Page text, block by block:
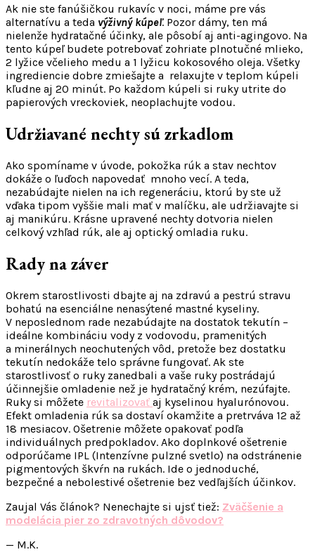
Ak nie ste fanúšičkou rukavíc v noci, máme pre vás
alternatívu a teda výživný kúpeľ. Pozor dámy, ten má
nielenže hydratačné účinky, ale pôsobí aj anti-agingovo. Na
tento kúpeľ budete potrebovať zohriate plnotučné mlieko,
2 lyžice včelieho medu a 1 lyžicu kokosového oleja. Všetky
ingrediencie dobre zmiešajte a relaxujte v teplom kúpeli
kľudne aj 20 minút. Po každom kúpeli si ruky utrite do
papierových vreckoviek, neoplachujte vodou.
Udržiavané nechty sú zrkadlom
Ako spomíname v úvode, pokožka rúk a stav nechtov
dokáže o ľuďoch napovedať mnoho vecí. A teda,
nezabúdajte nielen na ich regeneráciu, ktorú by ste už
vďaka tipom vyššie mali mať v malíčku, ale udržiavajte si
aj manikúru. Krásne upravené nechty dotvoria nielen
celkový vzhľad rúk, ale aj optický omladia ruku.
Rady na záver
Okrem starostlivosti dbajte aj na zdravú a pestrú stravu
bohatú na esenciálne nenasýtené mastné kyseliny.
V neposlednom rade nezabúdajte na dostatok tekutín –
ideálne kombináciu vody z vodovodu, pramenitých
a minerálnych neochutených vôd, pretože bez dostatku
tekutín nedokáže telo správne fungovať. Ak ste
starostlivosť o ruky zanedbali a vaše ruky postrádajú
účinnejšie omladenie než je hydratačný krém, nezúfajte.
Ruky si môžete revitalizovať aj kyselinou hyalurónovou.
Efekt omladenia rúk sa dostaví okamžite a pretrváva 12 až
18 mesiacov. Ošetrenie môžete opakovať podľa
individuálnych predpokladov. Ako doplnkové ošetrenie
odporúčame IPL (Intenzívne pulzné svetlo) na odstránenie
pigmentových škvŕn na rukách. Ide o jednoduché,
bezpečné a nebolestivé ošetrenie bez vedľajších účinkov.
Zaujal Vás článok? Nenechajte si ujsť tiež: Zväčšenie a
modelácia pier zo zdravotných dôvodov?
— M.K.